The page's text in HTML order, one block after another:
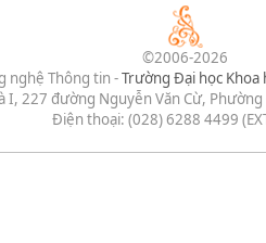
©2006-2026
nghệ Thông tin -Trường Đại học Khoa
I, 227 đường Nguyễn Văn Cừ,
Điện thoại: (028) 6288 4499